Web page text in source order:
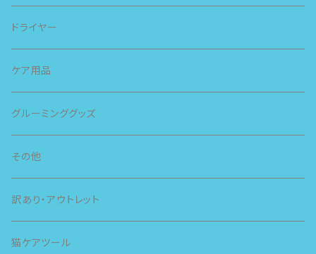
スピー
スライヴ
ドライヤー
ケア用品
グルーミンググッズ
その他
訳あり・アウトレット
猫ケアツール